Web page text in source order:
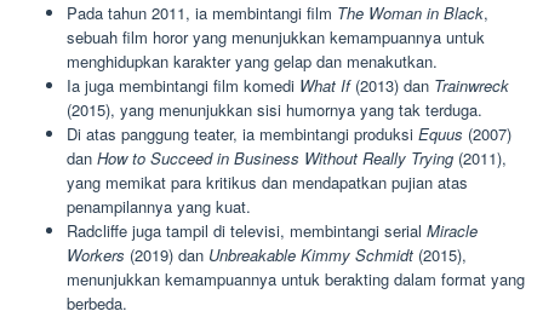
Pada tahun 2011, ia membintangi film The Woman in Black,
sebuah film horor yang menunjukkan kemampuannya untuk
menghidupkan karakter yang gelap dan menakutkan.
Ia juga membintangi film komedi What If(2013) dan Trainwreck
(2015), yang menunjukkan sisi humornya yang tak terduga.
Di atas panggung teater, ia membintangi produksi Equus (2007)
dan How to Succeed in Business Without Really Trying (2011),
yang memikat para kritikus dan mendapatkan pujian atas
penampilannya yang kuat.
Radcliffe juga tampil di televisi, membintangi serial Miracle
Workers (2019) dan Unbreakable Kimmy Schmidt (2015),
menunjukkan kemampuannya untuk berakting dalam format yang
berbeda.